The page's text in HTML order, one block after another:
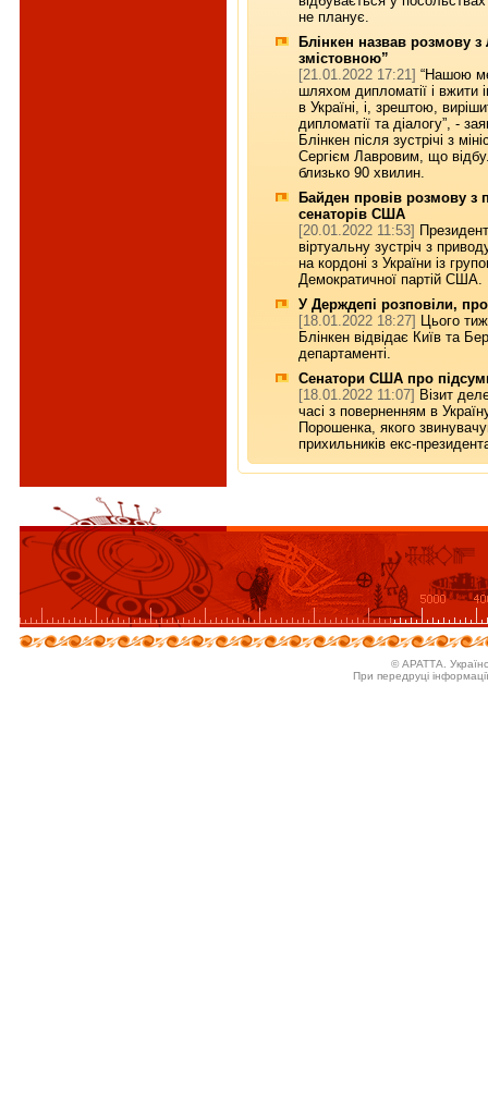
не планує.
Блінкен назвав розмову
змістовною”
[21.01.2022 17:21] “Нашою
шляхом дипломатії і вжити
в Україні, і, зрештою,
дипломатії та діалогу”, -
Блінкен після зустрічі з
Сергієм Лавровим, що
близько 90 хвилин.
Байден провів розмову з
сенаторів США
[20.01.2022 11:53]
віртуальну зустріч з
на кордоні з України із
Демократичної партій США.
У Держдепі розповіли,
[18.01.2022 18:27]
Цього
Блінкен відвідає Київ та
департаменті.
Сенатори США про
[18.01.2022 11:07] Візит
часі з поверненням в
Порошенка, якого
прихильників екс-
© АРАТТА.
При передруці